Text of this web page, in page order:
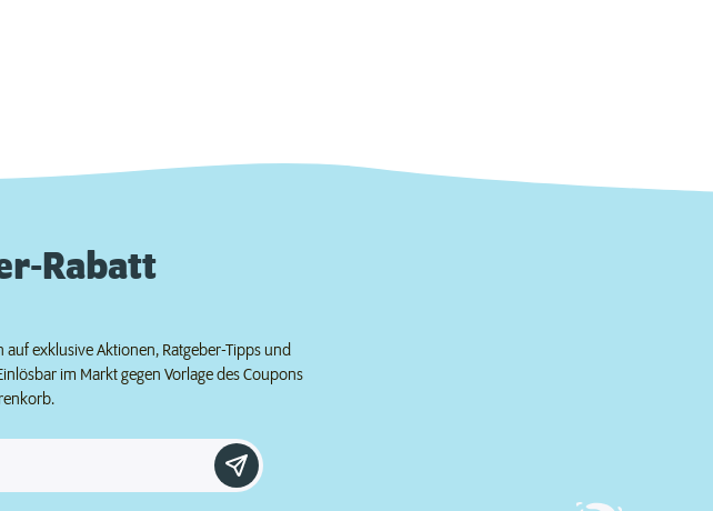
Rabatt
exklusive Aktionen, Ratgeber-Tipps und
im Markt gegen Vorlage des Coupons